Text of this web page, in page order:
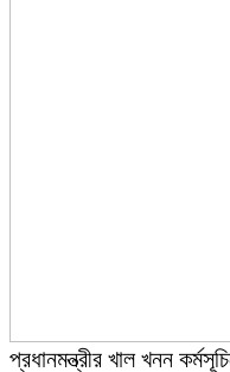
প্রধানমন্ত্রীর খাল খনন